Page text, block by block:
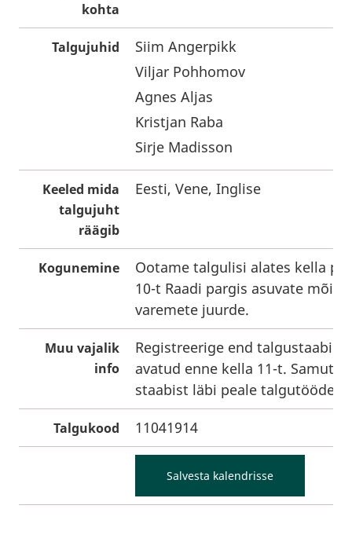
kohta
Talgujuhid
Siim Angerpikk
Viljar Pohhomov
Agnes Aljas
Kristjan Raba
Sirje Madisson
Keeled mida
talgujuht
räägib
Eesti, Vene, Inglise
Kogunemine
Ootame talgulisi alates kella
10-t Raadi pargis asuvate
varemete juurde.
Muu vajalik
info
Registreerige end talgustaabis,
avatud enne kella 11-t. Samuti
staabist läbi peale talgutööde
Talgukood 11041914
Salvesta kalendrisse